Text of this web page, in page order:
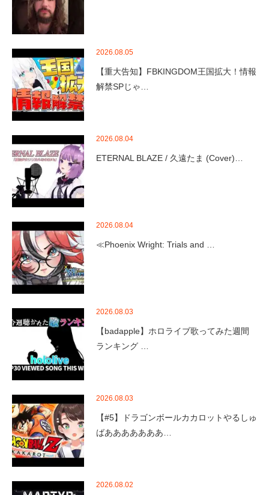
2026.08.05
【重大告知】FBKINGDOM王国拡大！情報
解禁SPじゃ…
2026.08.04
ETERNAL BLAZE / 久遠たま (Cover)…
2026.08.04
≪Phoenix Wright: Trials and …
2026.08.03
【badapple】ホロライブ歌ってみた週間
ランキング …
2026.08.03
【#5】ドラゴンボールカカロットやるしゅ
ばあああああああ…
2026.08.02